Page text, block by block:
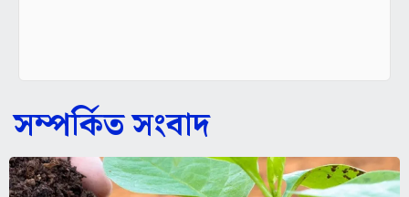
সম্পর্কিত সংবাদ